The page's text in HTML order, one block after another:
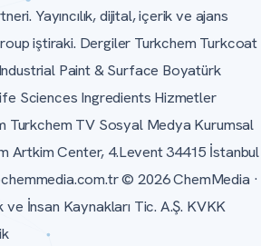
Yayıncılık, dijital, içerik ve ajans
iştiraki. Dergiler Turkchem Turkcoat
Paint & Surface Boyatürk
Sciences Ingredients Hizmetler
Turkchem TV Sosyal Medya Kurumsal
Artkim Center, 4.Levent 34415 İstanbul
© 2026 ChemMedia ·
ve İnsan Kaynakları Tic. A.Ş. KVKK